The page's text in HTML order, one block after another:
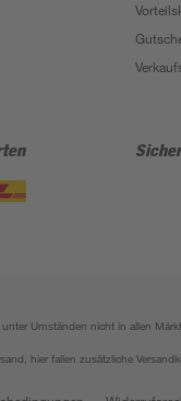
Umständen nicht in allen
hier fallen zusätzliche